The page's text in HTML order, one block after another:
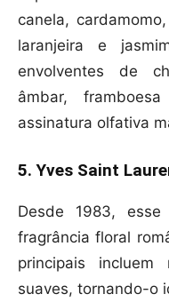
canela,
laranjeira e
envolventes de
âmbar,
assinatura olfativa
5. Yves Saint
Desde 1983,
fragrância floral
principais
suaves, tornando-o